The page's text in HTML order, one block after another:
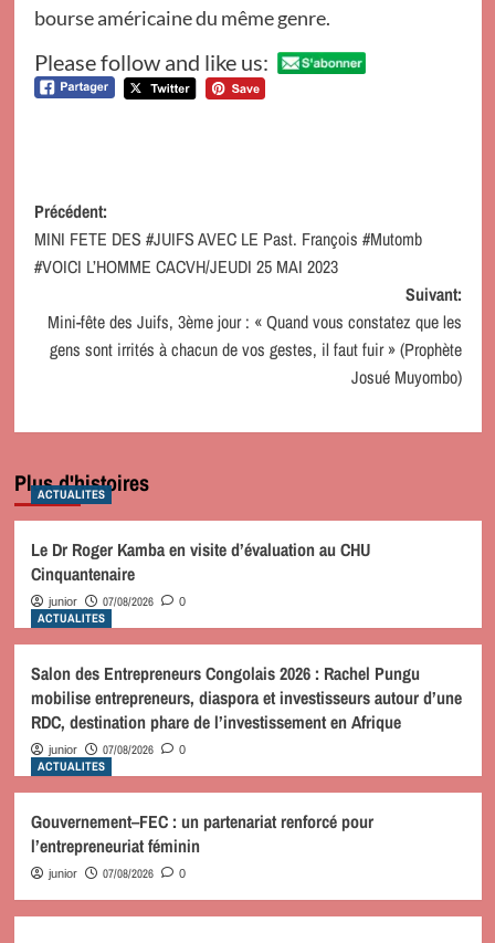
bourse américaine du même genre.
Please follow and like us:
Navigation
d’article
Précédent:
MINI FETE DES #JUIFS AVEC LE Past. François #Mutomb
#VOICI L’HOMME CACVH/JEUDI 25 MAI 2023
Suivant:
Mini-fête des Juifs, 3ème jour : « Quand vous constatez que les
gens sont irrités à chacun de vos gestes, il faut fuir » (Prophète
Josué Muyombo)
Plus d'histoires
ACTUALITES
Le Dr Roger Kamba en visite d’évaluation au CHU
Cinquantenaire
junior 07/08/2026 0
ACTUALITES
Salon des Entrepreneurs Congolais 2026 : Rachel Pungu
mobilise entrepreneurs, diaspora et investisseurs autour d’une
RDC, destination phare de l’investissement en Afrique
junior 07/08/2026 0
ACTUALITES
Gouvernement–FEC : un partenariat renforcé pour
l’entrepreneuriat féminin
junior 07/08/2026 0